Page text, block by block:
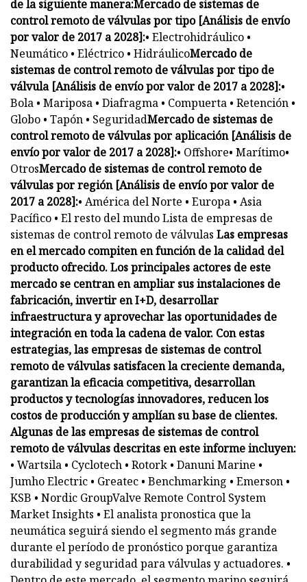
de la siguiente manera:Mercado de sistemas de
control remoto de válvulas por tipo [Análisis de envío
por valor de 2017 a 2028]:• Electrohidráulico •
Neumático • Eléctrico • HidráulicoMercado de
sistemas de control remoto de válvulas por tipo de
válvula [Análisis de envío por valor de 2017 a 2028]:•
Bola • Mariposa • Diafragma • Compuerta • Retención •
Globo • Tapón • SeguridadMercado de sistemas de
control remoto de válvulas por aplicación [Análisis de
envío por valor de 2017 a 2028]:• Offshore• Marítimo•
OtrosMercado de sistemas de control remoto de
válvulas por región [Análisis de envío por valor de
2017 a 2028]:• América del Norte • Europa • Asia
Pacífico • El resto del mundo Lista de empresas de
sistemas de control remoto de válvulas Las empresas
en el mercado compiten en función de la calidad del
producto ofrecido. Los principales actores de este
mercado se centran en ampliar sus instalaciones de
fabricación, invertir en I+D, desarrollar
infraestructura y aprovechar las oportunidades de
integración en toda la cadena de valor. Con estas
estrategias, las empresas de sistemas de control
remoto de válvulas satisfacen la creciente demanda,
garantizan la eficacia competitiva, desarrollan
productos y tecnologías innovadores, reducen los
costos de producción y amplían su base de clientes.
Algunas de las empresas de sistemas de control
remoto de válvulas descritas en este informe incluyen:
• Wartsila • Cyclotech • Rotork • Danuni Marine •
Jumho Electric • Greatec • Benchmarking • Emerson •
KSB • Nordic GroupValve Remote Control System
Market Insights • El analista pronostica que la
neumática seguirá siendo el segmento más grande
durante el período de pronóstico porque garantiza
durabilidad y seguridad para válvulas y actuadores. •